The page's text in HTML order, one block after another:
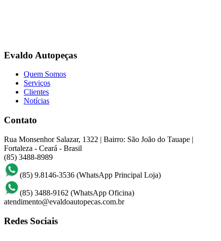
Evaldo Autopeças
Quem Somos
Serviços
Clientes
Notícias
Contato
Rua Monsenhor Salazar, 1322 | Bairro: São João do Tauape |
Fortaleza - Ceará - Brasil
(85) 3488-8989
(85) 9.8146-3536 (WhatsApp Principal Loja)
(85) 3488-9162 (WhatsApp Oficina)
atendimento@evaldoautopecas.com.br
Redes Sociais